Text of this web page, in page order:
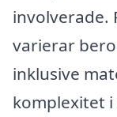
involverade.
varierar
inklusive
komplexitet i